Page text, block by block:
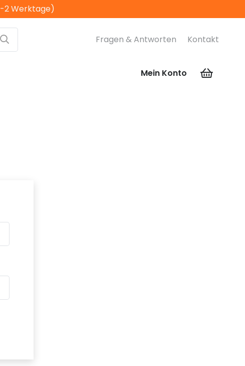
2 Werktage)
Fragen & Antworten Kontakt
Mein Konto